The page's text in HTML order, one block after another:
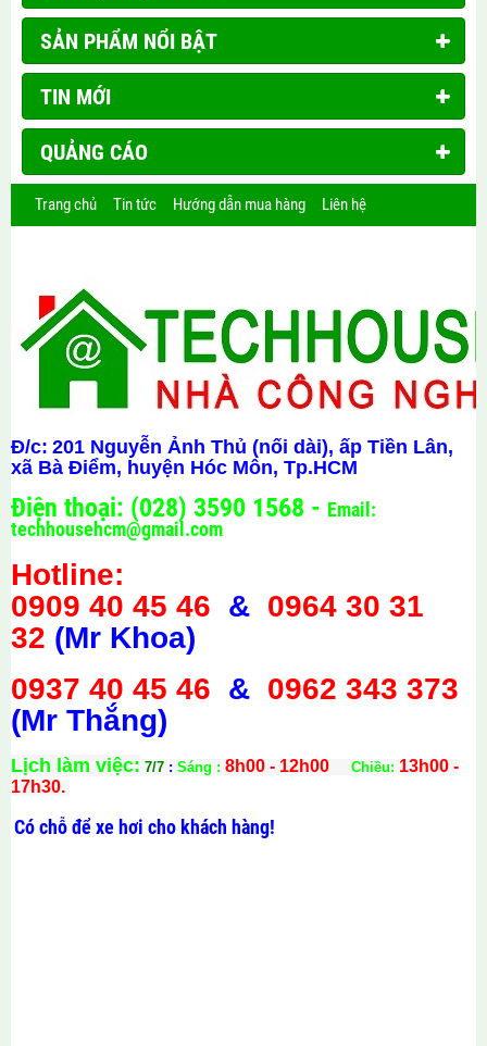
SẢN PHẨM NỔI BẬT
TIN MỚI
QUẢNG CÁO
Trang chủ Tin tức Hướng dẫn mua hàng Liên hệ
Đ/c: 201 Nguyễn Ảnh Thủ (nối dài), ấp Tiền Lân,
xã Bà Điểm, huyện Hóc Môn, Tp.HCM
Điện thoại: (028) 3590 1568 - Email:
techhousehcm@gmail.com
Hotline:
0909 40 45 46 & 0964 30 31
32 (Mr Khoa)
0937 40 45 46 &0962 343 373
(Mr Thắng)
Lịch làm việc: 7/7: Sáng : 8h00 - 12h00 Chiều: 13h00 -
17h30.
Có chỗ để xe hơi cho khách hàng!